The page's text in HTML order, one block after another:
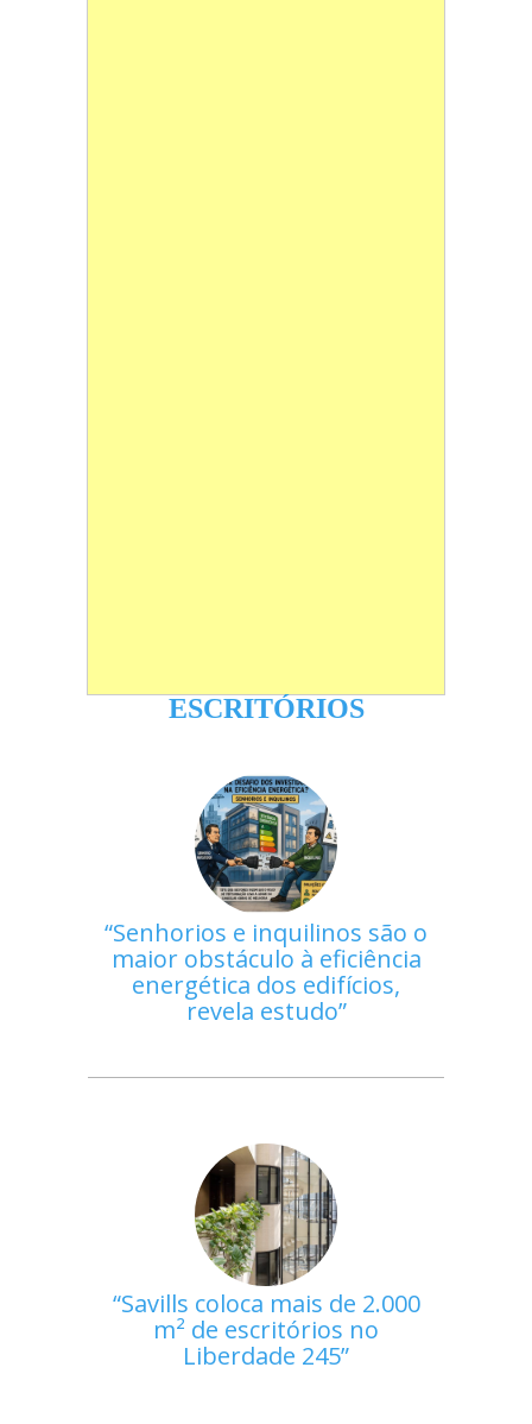
ESCRITÓRIOS
Senhorios e inquilinos são o
maior obstáculo à eficiência
energética dos edifícios,
revela estudo
Savills coloca mais de 2.000
m² de escritórios no
Liberdade 245